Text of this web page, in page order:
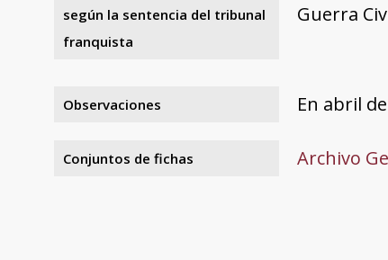
según la sentencia del tribunal
franquista
Guerra
Observaciones En abril
Conjuntos de fichas Archivo